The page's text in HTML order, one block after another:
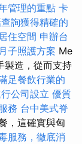
管理的重點 卡
詢獲得精確的
住空間 申辦台
子照護方案 Me
製造，從而支持
足餐飲行業的
公司設立 優質
務 台中美式脊
，這確實與匈
服務，徹底消